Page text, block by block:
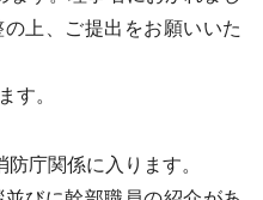
上、ご提出をお願いいた
す。
庁関係に入ります。